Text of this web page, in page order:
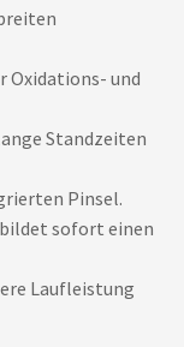
Oxidations- und
Standzeiten
Pinsel.
sofort einen
Laufleistung